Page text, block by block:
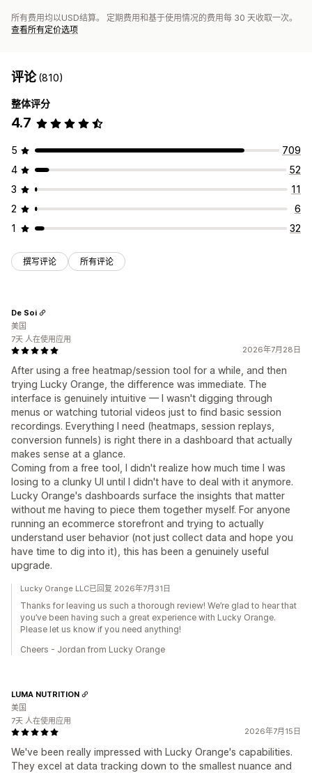
所有费用均以USD结算。 定期费用和基于使用情况的费用每 30 天收取一次。
查看所有定价选项
评论(810)
整体评分
4.7
5
709
4
52
3
11
2
6
1
32
撰写评论 所有评论
2026年7月28日
After using a free heatmap/session tool for a while, and then
trying Lucky Orange, the difference was immediate. The
interface is genuinely intuitive — I wasn't digging through
menus or watching tutorial videos just to find basic session
recordings. Everything I need (heatmaps, session replays,
conversion funnels) is right there in a dashboard that actually
makes sense at a glance.
Coming from a free tool, I didn't realize how much time I was
losing to a clunky UI until I didn't have to deal with it anymore.
Lucky Orange's dashboards surface the insights that matter
without me having to piece them together myself. For anyone
running an ecommerce storefront and trying to actually
understand user behavior (not just collect data and hope you
have time to dig into it), this has been a genuinely useful
upgrade.
De Soi
美国
7天 人在使用应用
Lucky Orange LLC已回复 2026年7月31日
Thanks for leaving us such a thorough review! We’re glad to hear that
you’ve been having such a great experience with Lucky Orange.
Please let us know if you need anything!
Cheers - Jordan from Lucky Orange
2026年7月15日
We've been really impressed with Lucky Orange's capabilities.
They excel at data tracking down to the smallest nuance and
LUMA NUTRITION
美国
7天 人在使用应用